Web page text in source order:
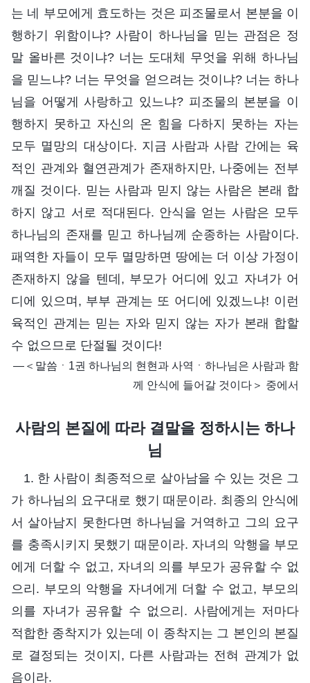
는 네 부모에게 효도하는 것은 피조물로서 본분을 이
행하기 위함이냐? 사람이 하나님을 믿는 관점은 정
말 올바른 것이냐? 너는 도대체 무엇을 위해 하나님
을 믿느냐? 너는 무엇을 얻으려는 것이냐? 너는 하나
님을 어떻게 사랑하고 있느냐? 피조물의 본분을 이
행하지 못하고 자신의 온 힘을 다하지 못하는 자는
모두 멸망의 대상이다. 지금 사람과 사람 간에는 육
적인 관계와 혈연관계가 존재하지만, 나중에는 전부
깨질 것이다. 믿는 사람과 믿지 않는 사람은 본래 합
하지 않고 서로 적대된다. 안식을 얻는 사람은 모두
하나님의 존재를 믿고 하나님께 순종하는 사람이다.
패역한 자들이 모두 멸망하면 땅에는 더 이상 가정이
존재하지 않을 텐데, 부모가 어디에 있고 자녀가 어
디에 있으며, 부부 관계는 또 어디에 있겠느냐! 이런
육적인 관계는 믿는 자와 믿지 않는 자가 본래 합할
수 없으므로 단절될 것이다!
―＜말씀ㆍ1권 하나님의 현현과 사역ㆍ하나님은 사람과 함
께 안식에 들어갈 것이다＞ 중에서
사람의 본질에 따라 결말을 정하시는 하나
님
1. 한 사람이 최종적으로 살아남을 수 있는 것은 그
가 하나님의 요구대로 했기 때문이라. 최종의 안식에
서 살아남지 못한다면 하나님을 거역하고 그의 요구
를 충족시키지 못했기 때문이라. 자녀의 악행을 부모
에게 더할 수 없고, 자녀의 의를 부모가 공유할 수 없
으리. 부모의 악행을 자녀에게 더할 수 없고, 부모의
의를 자녀가 공유할 수 없으리. 사람에게는 저마다
적합한 종착지가 있는데 이 종착지는 그 본인의 본질
로 결정되는 것이지, 다른 사람과는 전혀 관계가 없
음이라.